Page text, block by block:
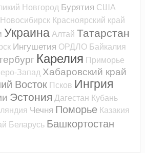
Новгород Бурятия США
Новосибирск Красноярский край
УкраинаАлтай Татарстан
Ингушетия ОРДЛО Байкалия
Карелия Приморье
Запад Хабаровский край
Восток Псков Ингрия
Эстония Дагестан Кубань
Чечня Поморье Казакия
Беларусь Башкортостан